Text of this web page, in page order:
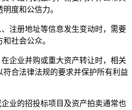
度和公信力。
注册地址等信息发生变动时，需要
社会公众。
企业并购或重大资产转让时，相关
合法律法规的要求并保护所有利益
业的招投标项目及资产拍卖通常也